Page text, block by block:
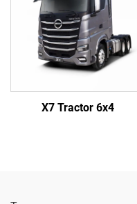
X7 Tractor 6x4